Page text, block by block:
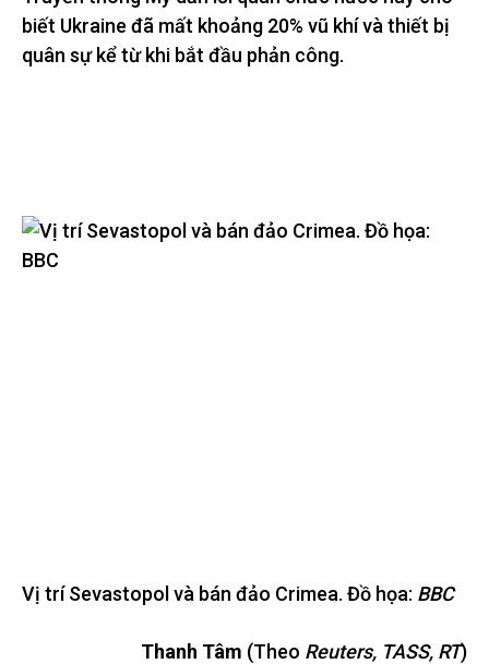
biết Ukraine đã mất khoảng 20% vũ khí và thiết bị
quân sự kể từ khi bắt đầu phản công.
Vị trí Sevastopol và bán đảo Crimea. Đồ họa: BBC
Thanh Tâm (Theo Reuters, TASS, RT)